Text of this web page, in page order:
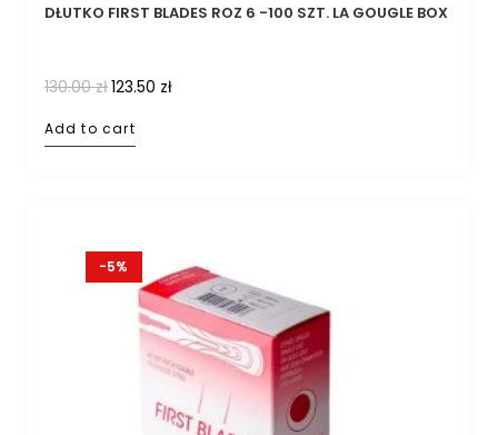
DŁUTKO FIRST BLADES ROZ 6 -100 SZT. LA GOUGLE BOX
130.00zł123.50 zł
Add to cart
-5%